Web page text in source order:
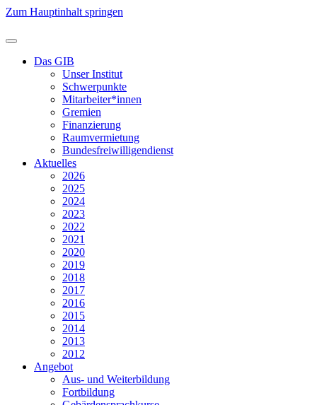
Zum Hauptinhalt springen
Das GIB
Unser Institut
Schwerpunkte
Mitarbeiter*innen
Gremien
Finanzierung
Raumvermietung
Bundesfreiwilligendienst
Aktuelles
2026
2025
2024
2023
2022
2021
2020
2019
2018
2017
2016
2015
2014
2013
2012
Angebot
Aus- und Weiterbildung
Fortbildung